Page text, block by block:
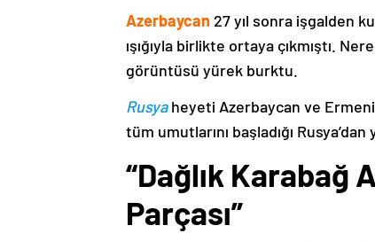
Azerbaycan 27 yıl sonra işgalden
ışığıyla birlikte ortaya çıkmıştı.
görüntüsü yürek burktu.
Rusyaheyeti Azerbaycan ve
tüm umutlarını başladığı
“Dağlık Karabağ
Parçası”